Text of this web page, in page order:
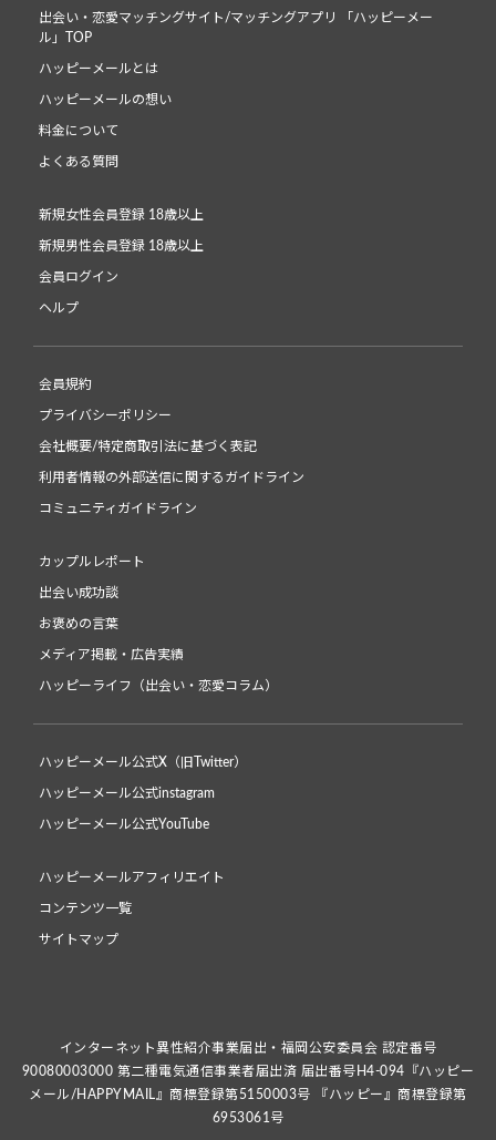
出会い・恋愛マッチングサイト/マッチングアプリ 「ハッピーメー
ル」TOP
ハッピーメールとは
ハッピーメールの想い
料金について
よくある質問
新規女性会員登録 18歳以上
新規男性会員登録 18歳以上
会員ログイン
ヘルプ
会員規約
プライバシーポリシー
会社概要/特定商取引法に基づく表記
利用者情報の外部送信に関するガイドライン
コミュニティガイドライン
カップルレポート
出会い成功談
お褒めの言葉
メディア掲載・広告実績
ハッピーライフ（出会い・恋愛コラム）
ハッピーメール公式X（旧Twitter）
ハッピーメール公式instagram
ハッピーメール公式YouTube
ハッピーメールアフィリエイト
コンテンツ一覧
サイトマップ
インターネット異性紹介事業届出・福岡公安委員会 認定番号
90080003000 第二種電気通信事業者届出済 届出番号H4-094『ハッピー
メール/HAPPYMAIL』商標登録第5150003号 『ハッピー』商標登録第
6953061号